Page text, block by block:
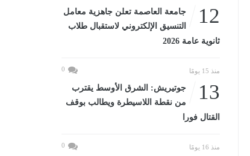
12
جامعة العاصمة تعلن جاهزية معامل
التنسيق الإلكتروني لاستقبال طلاب
ثانوية عامة 2026
منذ 15 يومًا 0
13
جوتيريش: الشرق الأوسط يقترب
من نقطة اللاسيطرة ويطالب بوقف
القتال فورا
منذ 16 يومًا 0